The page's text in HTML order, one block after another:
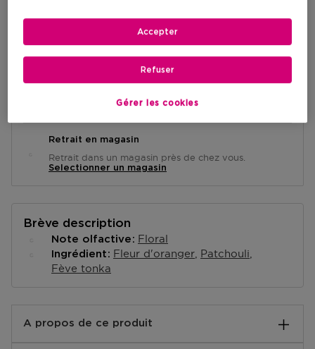
AJOUTER AU PANIER
Livraison à domicile
Retrait en magasin
Retrait dans un magasin près de chez vous.
Selectionner un magasin
Brève description
Note olfactive Floral
Ingrédient Fleur d'oranger Patchouli
Fève tonka
A propos de ce produit
Gérer les cookies
Refuser
Accepter